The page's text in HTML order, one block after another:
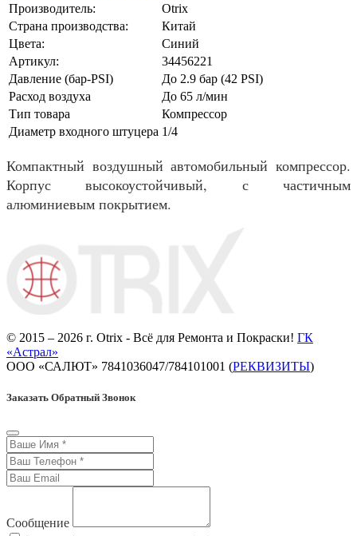
Производитель:
Otrix
Страна производства:
Китай
Цвета:
Синий
Артикул:
34456221
Давление (бар-PSI)
До 2.9 бар (42 PSI)
Расход воздуха
До 65 л/мин
Тип товара
Компрессор
Диаметр входного штуцера 1/4
Компактный воздушный автомобильный компрессор.
Корпус высокоустойчивый, с частичным
алюминиевым покрытием.
© 2015 – 2026 г. Otrix - Всё для Ремонта и Покраски! ГК
«Астрал»
ООО «САЛЮТ» 7841036047/784101001 (РЕКВИЗИТЫ)
Заказать Обратный Звонок
Сообщение